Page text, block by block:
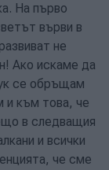
На първо
върви в
не
Ако искаме да
се обръщам
и към това, че
в следващия
и всички
че сме